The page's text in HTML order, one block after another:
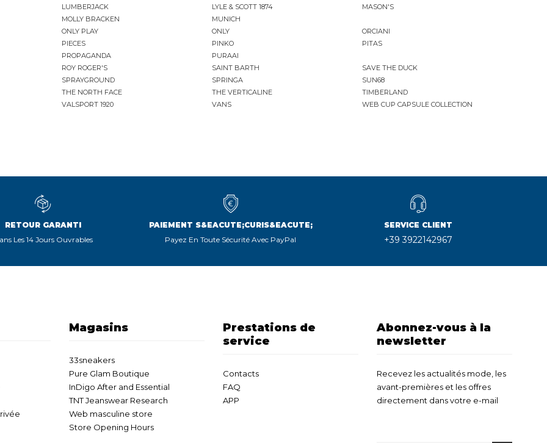
LUMBERJACK LYLE & SCOTT 1874
MASON'S
MOLLY BRACKEN
MUNICH
ONLY PLAY ONLY
ORCIANI
PIECES PINKO
PITAS
PROPAGANDA
PURAAI
ROY ROGER'S SAINT BARTH
SAVE THE DUCK
SPRAYGROUND SPRINGA
SUN68
THE NORTH FACE THE VERTICALINE
TIMBERLAND
VALSPORT 1920 VANS WEB CUP CAPSULE COLLECTION
RETOUR GARANTI
Les 14 Jours Ouvrables
PAIEMENT S&EACUTE;CURIS&EACUTE;
Payez En Toute Sécurité Avec PayPal
SERVICE CLIENT
+39 3922142967
Magasins
33sneakers
Pure Glam Boutique
InDigo After and Essential
TNT Jeanswear Research
Web masculine store
Store Opening Hours
Prestations de
service
Contacts
FAQ
APP
Abonnez-vous à la
newsletter
Recevez les actualités mode, les
avant-premières et les offres
directement dans votre e-mail